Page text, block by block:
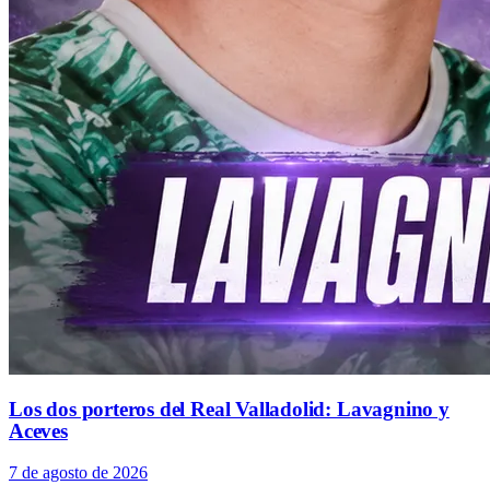
Los dos porteros del Real Valladolid: Lavagnino y
Aceves
7 de agosto de 2026